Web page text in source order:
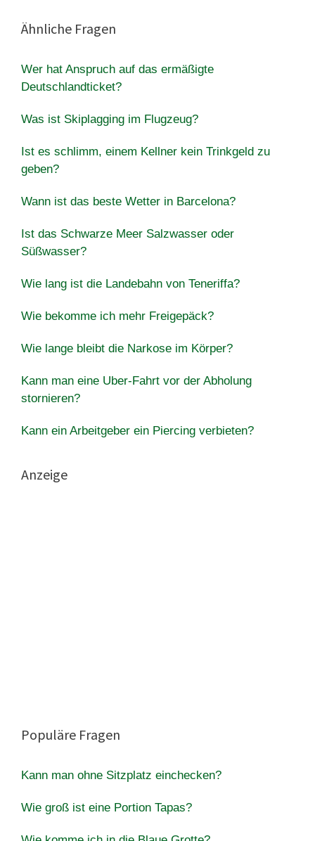
Ähnliche Fragen
Wer hat Anspruch auf das ermäßigte
Deutschlandticket?
Was ist Skiplagging im Flugzeug?
Ist es schlimm, einem Kellner kein Trinkgeld zu
geben?
Wann ist das beste Wetter in Barcelona?
Ist das Schwarze Meer Salzwasser oder
Süßwasser?
Wie lang ist die Landebahn von Teneriffa?
Wie bekomme ich mehr Freigepäck?
Wie lange bleibt die Narkose im Körper?
Kann man eine Uber-Fahrt vor der Abholung
stornieren?
Kann ein Arbeitgeber ein Piercing verbieten?
Anzeige
Populäre Fragen
Kann man ohne Sitzplatz einchecken?
Wie groß ist eine Portion Tapas?